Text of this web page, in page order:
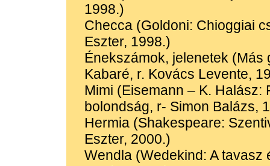
1998.)
Checca (Goldoni: Chioggiai
Eszter, 1998.)
Énekszámok, jelenetek (Más
Kabaré, r. Kovács Levente,
Mimi (Eisemann – K. Halász:
bolondság, r- Simon Balázs,
Hermia (Shakespeare:
Eszter, 2000.)
Wendla (Wedekind: A tavasz